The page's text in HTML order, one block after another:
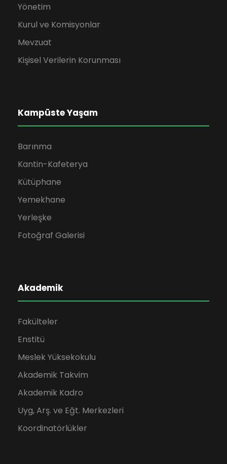
Yönetim
Kurul ve Komisyonlar
Mevzuat
Kişisel Verilerin Korunması
Kampüste Yaşam
Barınma
Kantin-Kafeterya
Kütüphane
Yemekhane
Yerleşke
Fotoğraf Galerisi
Akademik
Fakülteler
Enstitü
Meslek Yüksekokulu
Akademik Takvim
Akademik Kadro
Uyg, Arş. ve Eğt. Merkezleri
Koordinatörlükler